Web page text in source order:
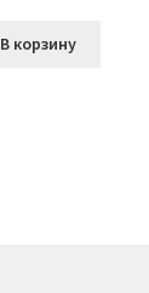
В корзину